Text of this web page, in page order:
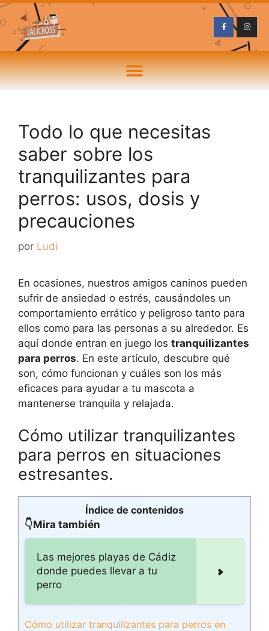
Todo lo que necesitas
saber sobre los
tranquilizantes para
perros: usos, dosis y
precauciones
por Ludi
En ocasiones, nuestros amigos caninos pueden
sufrir de ansiedad o estrés, causándoles un
comportamiento errático y peligroso tanto para
ellos como para las personas a su alrededor. Es
aquí donde entran en juego los tranquilizantes
para perros. En este artículo, descubre qué
son, cómo funcionan y cuáles son los más
eficaces para ayudar a tu mascota a
mantenerse tranquila y relajada.
Cómo utilizar tranquilizantes
para perros en situaciones
estresantes.
Índice de contenidos
👇Mira también
Las mejores playas de Cádiz
donde puedes llevar a tu
perro
Cómo utilizar tranquilizantes para perros en